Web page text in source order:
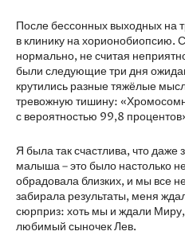
После бессонных выходных на
в клинику на
нормально, не считая
были следующие три дня
крутились разные тяжёлые
тревожную тишину:
с вероятностью 99,8
Я была так счастлива, что
малыша – это было настолько
обрадовала близких, и мы все
забирала результаты, меня
сюрприз: хоть мы и ждали
любимый сыночек Лев.